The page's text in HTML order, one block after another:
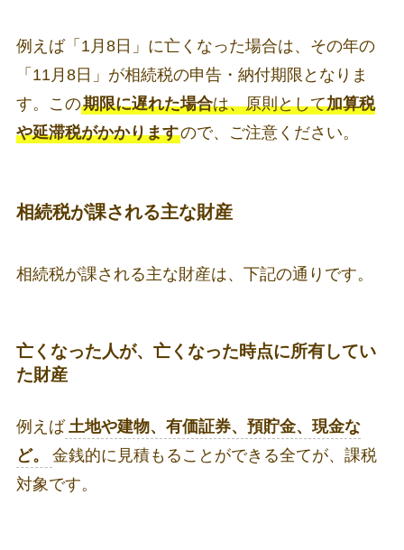
例えば「1月8日」に亡くなった場合は、その年の
「11月8日」が相続税の申告・納付期限となりま
す。この期限に遅れた場合は、原則として加算税
や延滞税がかかりますので、ご注意ください。
相続税が課される主な財産
相続税が課される主な財産は、下記の通りです。
亡くなった人が、 亡くなった時点に所有してい
た財産
例えば 土地や建物、有価証券、預貯金、現金な
ど。
金銭的に見積もることができる全てが、課税
対象です。